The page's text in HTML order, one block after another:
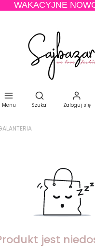
WAKACYJNE
Menu
Otwórz
Szukaj Zaloguj się
jest